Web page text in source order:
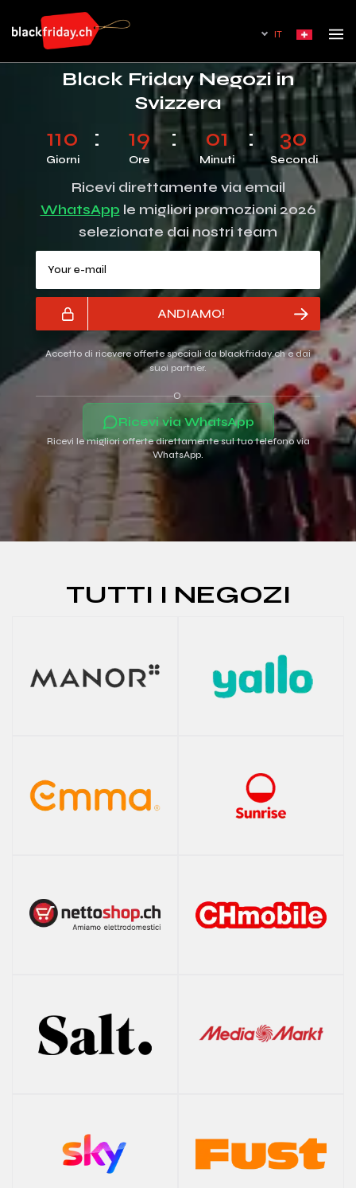
IT
Black Friday Negozi in
Svizzera
110
Giorni
19
Ore
01
Minuti
29
Secondi
Ricevi direttamente via email
WhatsApp le migliori promozioni 2026
selezionate dai nostri team
ANDIAMO!
Accetto di ricevere offerte speciali da blackfriday.ch e dai
suoi partner.
O
Ricevi via WhatsApp
Ricevi le migliori offerte direttamente sul tuo telefono via
WhatsApp.
TUTTI I NEGOZI